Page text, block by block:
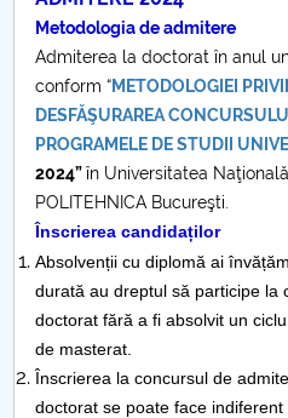
Consiliul de Administratie
Nr. de telefon si adrese
Admitere
Români de pretutindeni -
Senat
Facultăți
Studenți
Metodologia de admitere
Admiterea la doctorat în anul
conform “METODOLOGIEI
DESFĂŞURAREA
PROGRAMELE DE STUDII
2024”în Universitatea
POLITEHNICA Bucureşti.
Înscrierea candidaților
Absolvenții cu diplomă ai
durată au dreptul să participe la
doctorat fără a fi absolvit un
de masterat.
Înscrierea la concursul de
doctorat se poate face